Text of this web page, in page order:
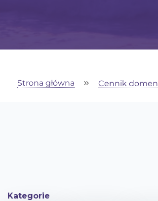
Strona główna Cennik domen
Kategorie